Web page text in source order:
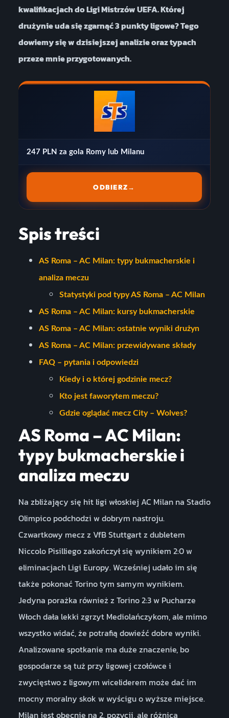
kwalifikacjach do Ligi Mistrzów UEFA. Której
drużynie uda się zgarnąć 3 punkty ligowe? Tego
dowiemy się w dzisiejszej analizie oraz typach
przeze mnie przygotowanych.
247 PLN za gola Romy lub Milanu
ODBIERZ→
Spis treści
AS Roma – AC Milan: typy bukmacherskie i
analiza meczu
Statystyki pod typy AS Roma – AC Milan
AS Roma – AC Milan: kursy bukmacherskie
AS Roma – AC Milan: ostatnie wyniki drużyn
AS Roma – AC Milan: przewidywane składy
FAQ – pytania i odpowiedzi
Kiedy i o której godzinie mecz?
Kto jest faworytem meczu?
Gdzie oglądać mecz City – Wolves?
AS Roma – AC Milan:
typy bukmacherskie i
analiza meczu
Na zbliżający się hit ligi włoskiej AC Milan na Stadio
Olimpico podchodzi w dobrym nastroju.
Czwartkowy mecz z VfB Stuttgart z dubletem
Niccolo Pisilliego zakończył się wynikiem 2:0 w
eliminacjach Ligi Europy. Wcześniej udało im się
także pokonać Torino tym samym wynikiem.
Jedyna porażka również z Torino 2:3 w Pucharze
Włoch dała lekki zgrzyt Mediolańczykom, ale mimo
wszystko widać, że potrafią dowieźć dobre wyniki.
Analizowane spotkanie ma duże znaczenie, bo
gospodarze są tuż przy ligowej czołówce i
zwycięstwo z ligowym wiceliderem może dać im
mocny moralny skok w wyścigu o wyższe miejsce.
Milan jest obecnie na 2. pozycji, ale różnica